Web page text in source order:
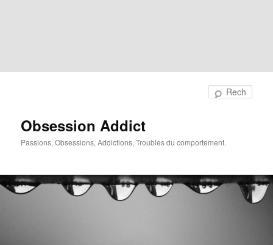
Obsession Addict
Passions, Obsessions, Addictions, Troubles du comportement.